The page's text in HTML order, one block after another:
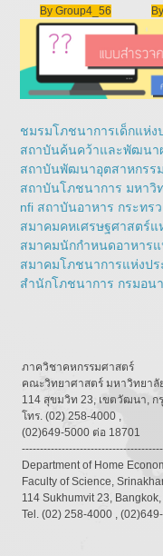
By Group4_56
ชมรมโภชนาการเด็กแห่ง
สถาบันค้นคว้าและพัฒน
สถาบันพัฒนาอุตสาหกรร
สถาบันโภชนาการ มหาวิ
nfi สถาบันอาหาร กระทร
สมาคมคหเศรษฐศาสตร์แ
สมาคมนักกำหนดอาหารแ
สมาคมโภชนาการแห่งปร
สำนักโภชนาการ กรมอน
ภาควิชาคหกรรมศาสตร์
คณะวิทยาศาสตร์ มหาวิทยาลั
114 สุขมวิท 23, เขตวัฒนา, ก
โทร. (02) 258-4000 ,
(02)649-5000 ต่อ 18701
Department of Home
Faculty of Science,
114 Sukhumvit 23,
Tel. (02) 258-4000 ,